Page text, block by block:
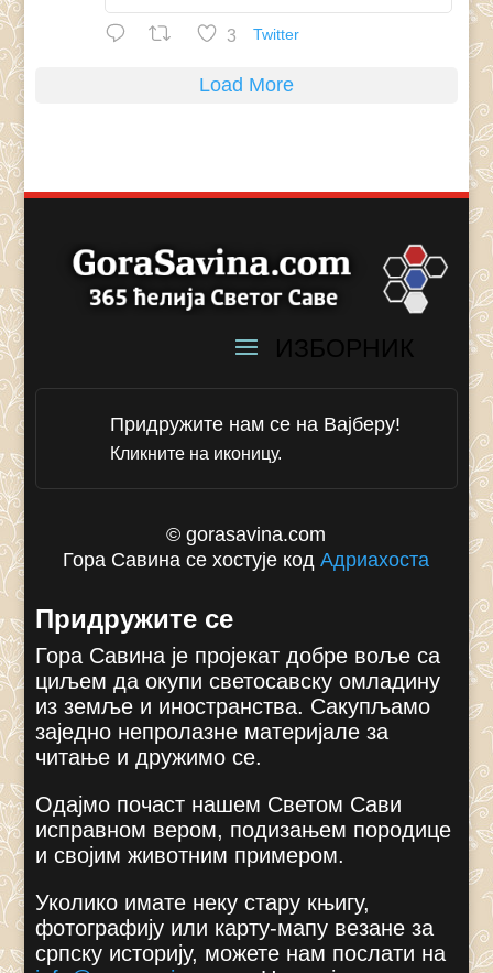
3 Twitter
Load More
Придружите нам се на Вајберу!
Кликните на иконицу.
© gorasavina.com
Гора Савина се хостује кодАдриахоста
Придружите се
Гора Савина је пројекат добре воље са
циљем да окупи светосавску омладину
из земље и иностранства. Сакупљамо
заједно непролазне материјале за
читање и дружимо се.
Одајмо почаст нашем Светом Сави
исправном вером, подизањем породице
и својим животним примером.
Уколико имате неку стару књигу,
фотографију или карту-мапу везане за
српску историју, можете нам послати на